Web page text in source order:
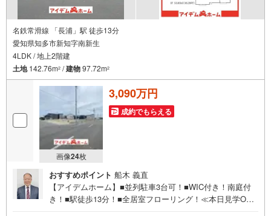
名鉄常滑線 「長浦」駅 徒歩13分
愛知県知多市新知字南新生
4LDK / 地上2階建
土地142.76m2 /建物97.72m2
画像24枚
3,090万円
成約でもらえる
おすすめポイント 船木 義直
【アイデムホーム】■並列駐車3台可！■WIC付き！南庭付
き！■駅徒歩13分！■全居室フローリング！≪本日見学O